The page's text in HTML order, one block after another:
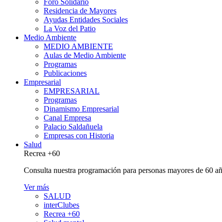
Foro Solidario
Residencia de Mayores
Ayudas Entidades Sociales
La Voz del Patio
Medio Ambiente
MEDIO AMBIENTE
Aulas de Medio Ambiente
Programas
Publicaciones
Empresarial
EMPRESARIAL
Programas
Dinamismo Empresarial
Canal Empresa
Palacio Saldañuela
Empresas con Historia
Salud
Recrea +60
Consulta nuestra programación para personas mayores de 60
Ver más
SALUD
interClubes
Recrea +60